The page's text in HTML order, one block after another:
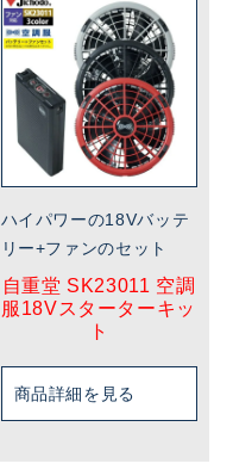
ハイパワーの18Vバッテ
リー+ファンのセット
自重堂 SK23011 空調
服18Vスターターキッ
ト
商品詳細を見る